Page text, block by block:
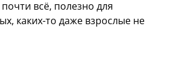
всё, полезно для
каких-то даже взрослые не